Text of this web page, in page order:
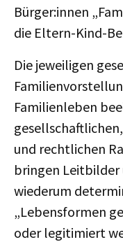
Bürger:innen
die Eltern-Kind-
Die jeweiligen
Familienleben
und rechtlichen
bringen Leitbilder
wiederum
„Lebensformen
oder legitimiert